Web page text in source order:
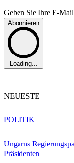
Geben Sie Ihre E-
Abonnieren
Loading...
NEUESTE
Ungarns
Präsidenten
POLITIK